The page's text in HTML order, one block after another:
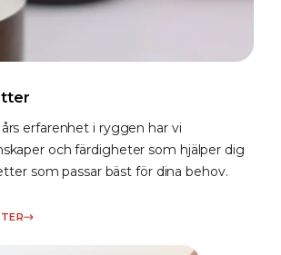
erfarenhet i ryggen har vi
och färdigheter som hjälper dig
som passar bäst för dina behov.